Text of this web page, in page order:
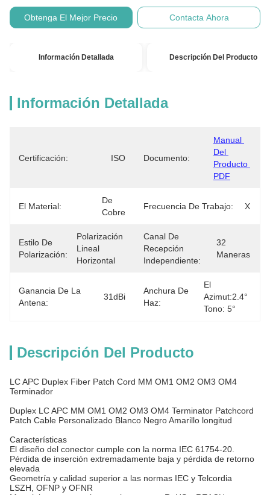
Obtenga El Mejor Precio Contacta Ahora
Información Detallada Descripción Del Producto
Información Detallada
Certificación: ISO Documento:
Manual
Del
Producto
PDF
El Material:
De
Cobre
Frecuencia De Trabajo: X
Estilo De
Polarización:
Polarización
Lineal
Horizontal
Canal De
Recepción
Independiente:
32
Maneras
Ganancia De La
Antena:
31dBi
Anchura De
Haz:
El
Azimut:2.4°
Tono: 5°
Descripción Del Producto
LC APC Duplex Fiber Patch Cord MM OM1 OM2 OM3 OM4
Terminador
Duplex LC APC MM OM1 OM2 OM3 OM4 Terminator Patchcord
Patch Cable Personalizado Blanco Negro Amarillo longitud
Características
El diseño del conector cumple con la norma IEC 61754-20.
Pérdida de inserción extremadamente baja y pérdida de retorno
elevada
Geometría y calidad superior a las normas IEC y Telcordia
LSZH, OFNP y OFNR